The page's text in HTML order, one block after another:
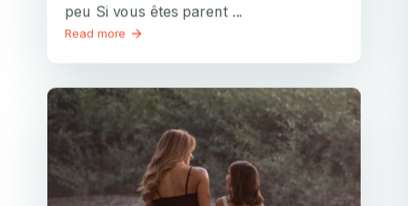
peu Si vous êtes parent ...
Read more